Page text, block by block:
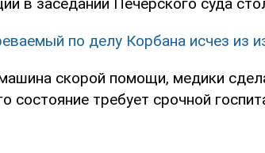
по делу Корбана исчез из
скорой помощи, медики
состояние требует срочной